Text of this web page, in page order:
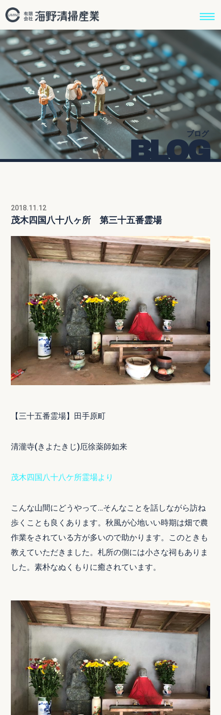
ブログ
BLOG
2018.11.12
茂木四国八十八ヶ所 第三十五番霊場
【三十五番霊場】田手原町
清瀧寺(きよたきじ)厄徐薬師如来
茂木四国八十八ケ所霊場より
こんな山間にどうやって…そんなことを話しながら訪ね
歩くことも良くあります。秋風が心地いい時期は畑で農
作業をされている方が多いので助かります。このときも
教えていただきました。札所の側には小さな祠もありま
した。素朴なぬくもりに癒されています。